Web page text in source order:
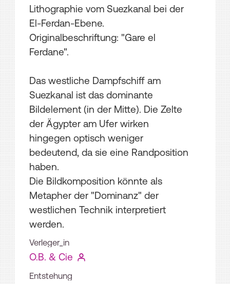
Lithographie vom Suezkanal bei der
El-Ferdan-Ebene.
Originalbeschriftung: "Gare el
Ferdane".
Das westliche Dampfschiff am
Suezkanal ist das dominante
Bildelement (in der Mitte). Die Zelte
der Ägypter am Ufer wirken
hingegen optisch weniger
bedeutend, da sie eine Randposition
haben.
Die Bildkomposition könnte als
Metapher der "Dominanz" der
westlichen Technik interpretiert
werden.
Verleger_in
O.B. & Cie
Entstehung